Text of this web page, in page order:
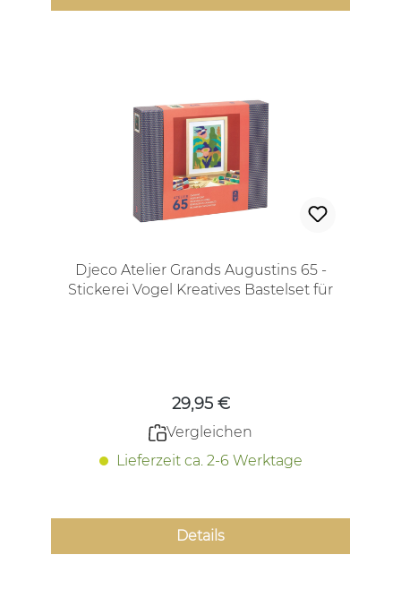
Djeco Atelier Grands Augustins 65 -
Stickerei Vogel Kreatives Bastelset für
29,95 €
Vergleichen
Lieferzeit ca. 2-6 Werktage
Details